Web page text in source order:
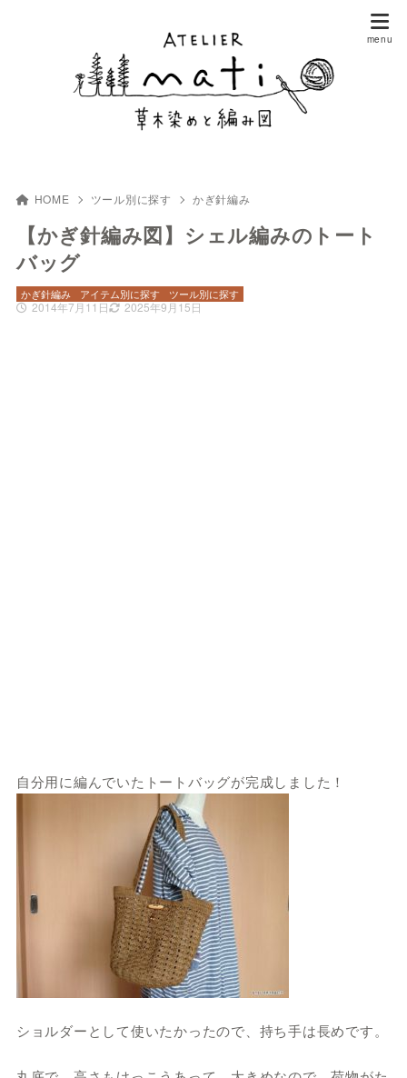
HOME ツール別に探す かぎ針編み
【かぎ針編み図】シェル編みのトート
バッグ
2014年7月11日 2025年9月15日
かぎ針編み アイテム別に探す ツール別に探す
自分用に編んでいたトートバッグが完成しました！
ショルダーとして使いたかったので、持ち手は長めです。